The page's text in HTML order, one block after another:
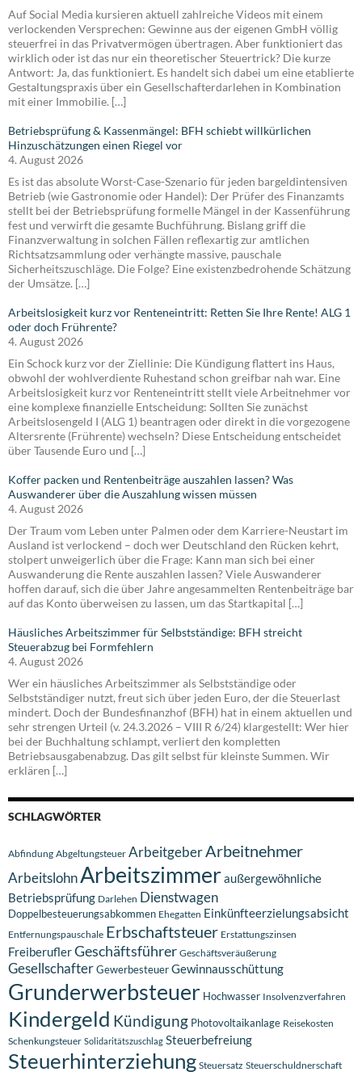
Auf Social Media kursieren aktuell zahlreiche Videos mit einem
verlockenden Versprechen: Gewinne aus der eigenen GmbH völlig
steuerfrei in das Privatvermögen übertragen. Aber funktioniert das
wirklich oder ist das nur ein theoretischer Steuertrick? Die kurze
Antwort: Ja, das funktioniert. Es handelt sich dabei um eine etablierte
Gestaltungspraxis über ein Gesellschafterdarlehen in Kombination
mit einer Immobilie. […]
Betriebsprüfung & Kassenmängel: BFH schiebt willkürlichen
Hinzuschätzungen einen Riegel vor
4. August 2026
Es ist das absolute Worst-Case-Szenario für jeden bargeldintensiven
Betrieb (wie Gastronomie oder Handel): Der Prüfer des Finanzamts
stellt bei der Betriebsprüfung formelle Mängel in der Kassenführung
fest und verwirft die gesamte Buchführung. Bislang griff die
Finanzverwaltung in solchen Fällen reflexartig zur amtlichen
Richtsatzsammlung oder verhängte massive, pauschale
Sicherheitszuschläge. Die Folge? Eine existenzbedrohende Schätzung
der Umsätze. […]
Arbeitslosigkeit kurz vor Renteneintritt: Retten Sie Ihre Rente! ALG 1
oder doch Frührente?
4. August 2026
Ein Schock kurz vor der Ziellinie: Die Kündigung flattert ins Haus,
obwohl der wohlverdiente Ruhestand schon greifbar nah war. Eine
Arbeitslosigkeit kurz vor Renteneintritt stellt viele Arbeitnehmer vor
eine komplexe finanzielle Entscheidung: Sollten Sie zunächst
Arbeitslosengeld I (ALG 1) beantragen oder direkt in die vorgezogene
Altersrente (Frührente) wechseln? Diese Entscheidung entscheidet
über Tausende Euro und […]
Koffer packen und Rentenbeiträge auszahlen lassen? Was
Auswanderer über die Auszahlung wissen müssen
4. August 2026
Der Traum vom Leben unter Palmen oder dem Karriere-Neustart im
Ausland ist verlockend – doch wer Deutschland den Rücken kehrt,
stolpert unweigerlich über die Frage: Kann man sich bei einer
Auswanderung die Rente auszahlen lassen? Viele Auswanderer
hoffen darauf, sich die über Jahre angesammelten Rentenbeiträge bar
auf das Konto überweisen zu lassen, um das Startkapital […]
Häusliches Arbeitszimmer für Selbstständige: BFH streicht
Steuerabzug bei Formfehlern
4. August 2026
Wer ein häusliches Arbeitszimmer als Selbstständige oder
Selbstständiger nutzt, freut sich über jeden Euro, der die Steuerlast
mindert. Doch der Bundesfinanzhof (BFH) hat in einem aktuellen und
sehr strengen Urteil (v. 24.3.2026 – VIII R 6/24) klargestellt: Wer hier
bei der Buchhaltung schlampt, verliert den kompletten
Betriebsausgabenabzug. Das gilt selbst für kleinste Summen. Wir
erklären […]
SCHLAGWÖRTER
Abfindung Abgeltungsteuer ArbeitgeberArbeitnehmer
ArbeitslohnArbeitszimmeraußergewöhnliche
Betriebsprüfung Darlehen Dienstwagen
Doppelbesteuerungsabkommen Ehegatten Einkünfteerzielungsabsicht
Entfernungspauschale Erbschaftsteuer Erstattungszinsen
FreiberuflerGeschäftsführer Geschäftsveräußerung
GesellschafterGewerbesteuerGewinnausschüttung
Grunderwerbsteuer Hochwasser Insolvenzverfahren
Kindergeld Kündigung Photovoltaikanlage Reisekosten
Schenkungsteuer Solidaritätszuschlag Steuerbefreiung
Steuerhinterziehung Steuersatz Steuerschuldnerschaft